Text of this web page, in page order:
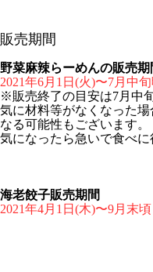
販売期間
野菜麻辣らーめんの販売期
2021年6月1日(火)〜7月中
※販売終了の目安は7月中
気に材料等がなくなった
なる可能性もございます。
気になったら急いで食べに
海老餃子販売期間
2021年4月1日(木)〜9月末頃